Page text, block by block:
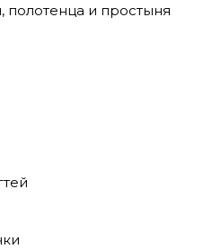
и простыня